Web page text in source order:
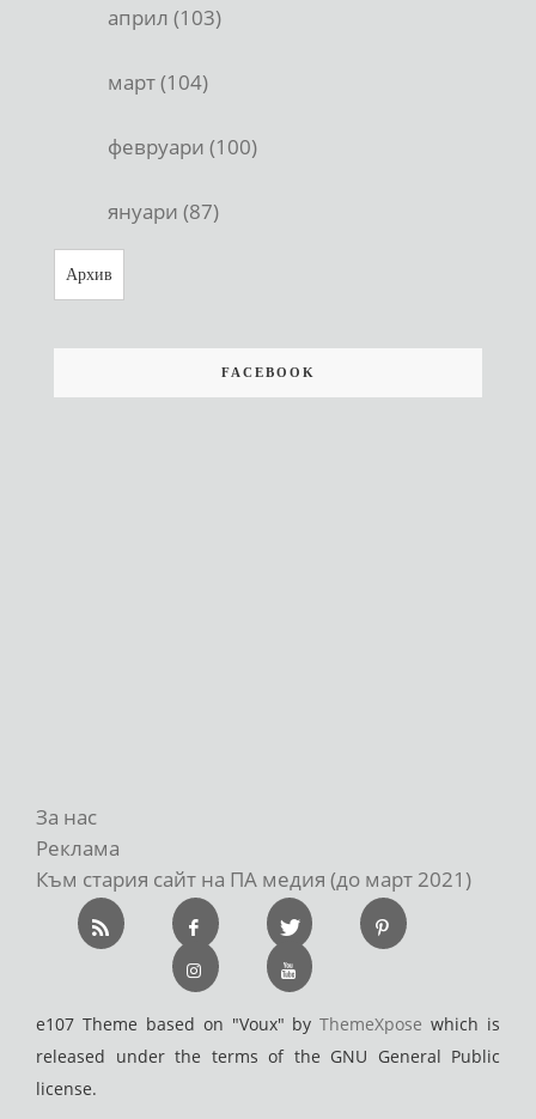
април (103)
март (104)
февруари (100)
януари (87)
Архив
FACEBOOK
За нас
Реклама
Към стария сайт на ПА медия (до март 2021)
e107 Theme based on "Voux" byThemeXpose which is
released under the terms of the GNU General Public
license.